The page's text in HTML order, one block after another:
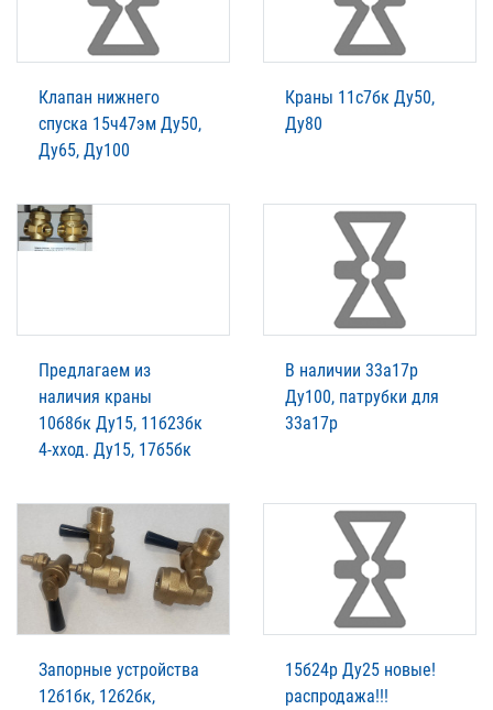
Клапан нижнего
спуска 15ч47эм Ду50,
Ду65, Ду100
Краны 11с7бк Ду50,
Ду80
Предлагаем из
наличия краны
10б8бк Ду15, 11б23бк
4-хход. Ду15, 17б5бк
В наличии 33а17р
Ду100, патрубки для
33а17р
Запорные устройства
12б1бк, 12б2бк,
15б24р Ду25 новые!
распродажа!!!